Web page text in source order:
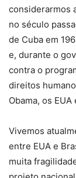
considerarmos
no século
de Cuba em
e, durante o
contra o
direitos
Obama, os
Vivemos
entre EUA e
muita